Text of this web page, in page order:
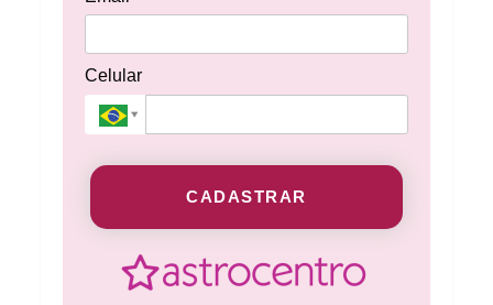
Celular
CADASTRAR